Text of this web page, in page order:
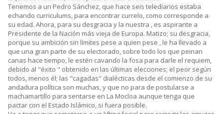
Tenemos a un Pedro Sánchez, que hace seis telediarios estaba
echando curriculums, para encontrar currelo, como corresponde a
su edad. Ahora, para su desgracia y la nuestra , es aspirante a
Presidente de la Nación más vieja de Europa. Matizo; su desgracia,
porque su ambición sin límites pese a quien pese , le ha llevado a
que una gran parte de su electorado, sobre todo los que peinan
canas hace tiempo, le estén cavando la fosa para darle el requiem,
debido al "éxito " obtenido en las últimas elecciones; el peor según
todos, menos él; las "cagadas" dialécticas desde el comienzo de su
andadura política son muchas, y que no para de postularse a
machamartillo para sentarse en La Mocloa aunque tenga que
pactar con el Estado Islámico, si fuera posible.